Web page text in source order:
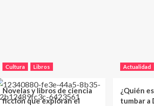
Cultura Libros
Novelas y libros de ciencia
ficción que exploran el
Actualidad
¿Quién
tumbar a